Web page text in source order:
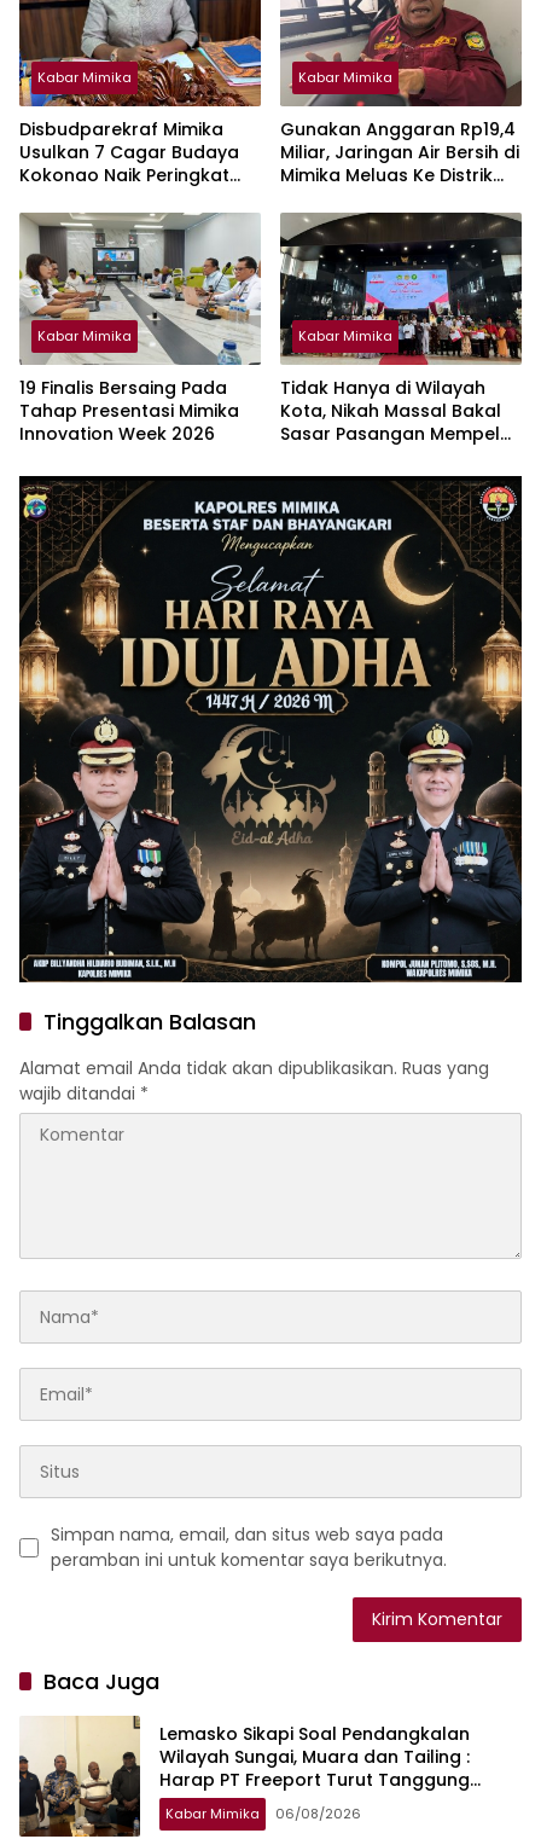
Masyarakat
Kabar Mimika
Disbudparekraf Mimika
Usulkan 7 Cagar Budaya
Kokonao Naik Peringkat
Kabar Mimika
Gunakan Anggaran Rp19,4
Miliar, Jaringan Air Bersih di
Mimika Meluas Ke Distrik
Kabar Mimika
19 Finalis Bersaing Pada
Tahap Presentasi Mimika
Innovation Week 2026
Kabar Mimika
Tidak Hanya di Wilayah
Kota, Nikah Massal Bakal
Sasar Pasangan Mempelai
Tinggalkan Balasan
Alamat email Anda tidak akan dipublikasikan. Ruas yang
wajib ditandai *
Simpan nama, email, dan situs web saya pada
peramban ini untuk komentar saya berikutnya.
Baca Juga
Lemasko Sikapi Soal Pendangkalan
Wilayah Sungai, Muara dan Tailing :
Harap PT Freeport Turut Tanggung
Jawab Selesaikan Masalah Akses
Masyarakat
Kabar Mimika 06/08/2026